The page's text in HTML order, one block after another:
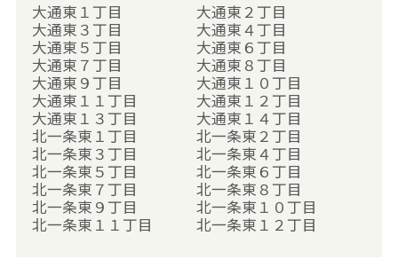
大通東１丁目
大通東２丁目
大通東３丁目
大通東４丁目
大通東５丁目
大通東６丁目
大通東７丁目
大通東８丁目
大通東９丁目
大通東１０丁目
大通東１１丁目
大通東１２丁目
大通東１３丁目
大通東１４丁目
北一条東１丁目
北一条東２丁目
北一条東３丁目
北一条東４丁目
北一条東５丁目
北一条東６丁目
北一条東７丁目
北一条東８丁目
北一条東９丁目
北一条東１０丁目
北一条東１１丁目
北一条東１２丁目